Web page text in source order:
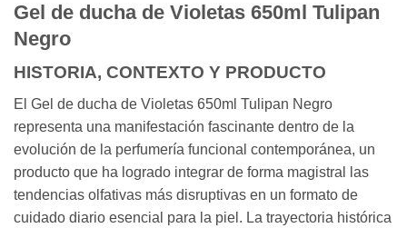
Gel de ducha de Violetas 650ml Tulipan
Negro
HISTORIA, CONTEXTO Y PRODUCTO
El Gel de ducha de Violetas 650ml Tulipan Negro
representa una manifestación fascinante dentro de la
evolución de la perfumería funcional contemporánea, un
producto que ha logrado integrar de forma magistral las
tendencias olfativas más disruptivas en un formato de
cuidado diario esencial para la piel. La trayectoria histórica